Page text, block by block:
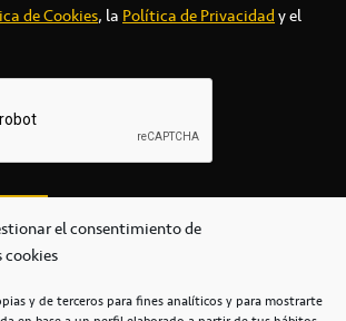
el consentimiento de
cookies
y de terceros para fines analíticos y para mostrarte
de Cookies, laPolítica de Privacidady el